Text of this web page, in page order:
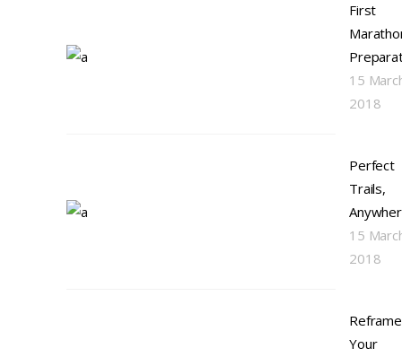
First
15
2018
Perfect
Trails,
15
2018
Reframe
Your